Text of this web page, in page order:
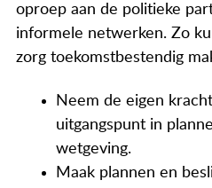
Meedoen
Contact
oproep aan de politieke
informele netwerken. Zo
zorg toekomstbestendig
Neem de eigen
uitgangspunt in
wetgeving.
Maak plannen en